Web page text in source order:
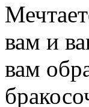
вам и
вам